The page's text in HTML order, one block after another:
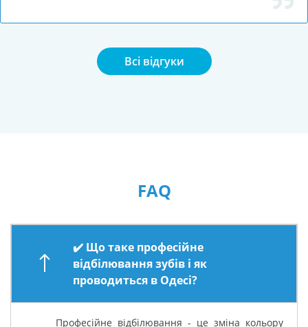
Всі відгуки
FAQ
✔️ Що таке професійне
відбілювання зубів і як
проводиться в Одесі?
Професійне відбілювання - це зміна кольору